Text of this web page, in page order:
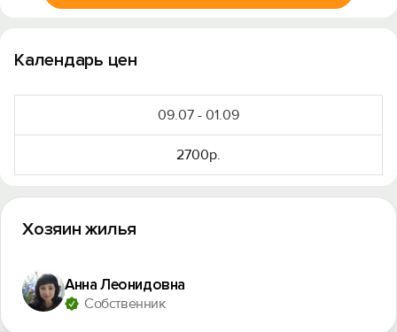
Календарь цен
09.07 - 01.09
2700р.
Хозяин жилья
Анна Леонидовна
Собственник